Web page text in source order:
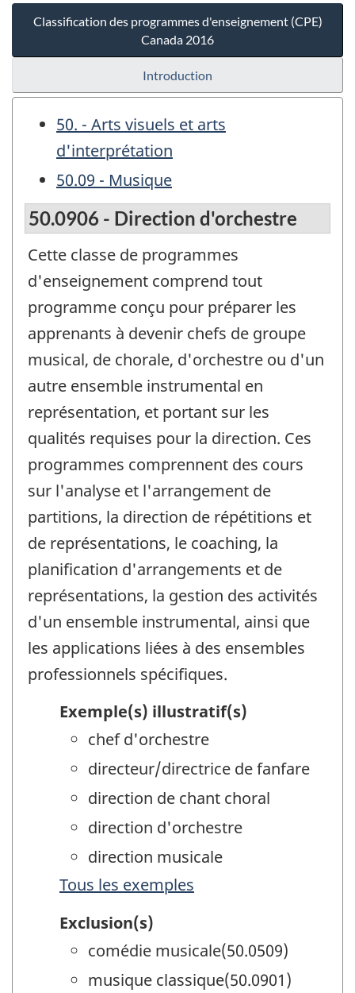
Classification des programmes d'enseignement (CPE)
Canada 2016
Introduction
50. - Arts visuels et arts
d'interprétation
50.09 - Musique
50.0906 - Direction d'orchestre
Cette classe de programmes
d'enseignement comprend tout
programme conçu pour préparer les
apprenants à devenir chefs de groupe
musical, de chorale, d'orchestre ou d'un
autre ensemble instrumental en
représentation, et portant sur les
qualités requises pour la direction. Ces
programmes comprennent des cours
sur l'analyse et l'arrangement de
partitions, la direction de répétitions et
de représentations, le coaching, la
planification d'arrangements et de
représentations, la gestion des activités
d'un ensemble instrumental, ainsi que
les applications liées à des ensembles
professionnels spécifiques.
Exemple(s) illustratif(s)
chef d'orchestre
directeur/directrice de fanfare
direction de chant choral
direction d'orchestre
direction musicale
Tous les exemples
Exclusion(s)
comédie musicale(50.0509)
musique classique(50.0901)